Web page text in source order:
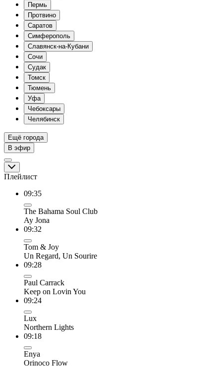
Пермь
Протвино
Саратов
Симферополь
Славянск-на-Кубани
Сочи
Судак
Томск
Тюмень
Уфа
Чебоксары
Челябинск
Ещё города
В эфир
Плейлист
09:35
The Bahama Soul Club
Ay Jona
09:32
Tom & Joy
Un Regard, Un Sourire
09:28
Paul Carrack
Keep on Lovin You
09:24
Lux
Northern Lights
09:18
Enya
Orinoco Flow